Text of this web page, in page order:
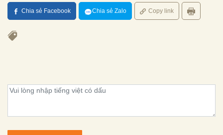
Chia sẻ Facebook Chia sẻ Zalo Copy link